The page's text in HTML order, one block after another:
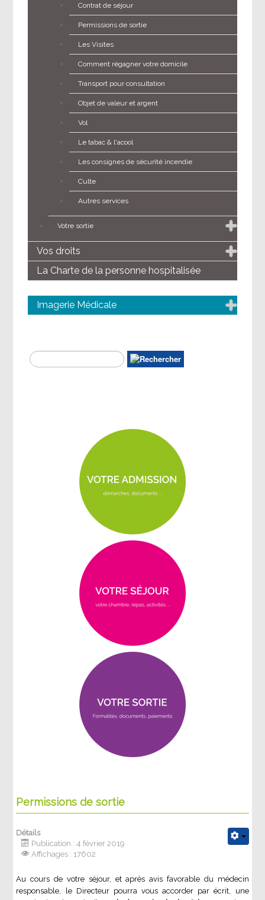
Contrat de séjour
Permissions de sortie
Les Visites
Comment régagner votre domicile
Transport pour consultation
Objet de valeur et argent
Vol
Le tabac & l'acool
Les consignes de sécurité incendie
Culte
Autres services
Votre sortie
Vos droits
La Charte de la personne hospitalisée
Imagerie Médicale
Permissions de sortie
Détails
Publication : 4 février 2019
Affichages : 17602
Au cours de votre séjour, et après avis favorable du médecin
responsable, le Directeur pourra vous accorder par écrit, une